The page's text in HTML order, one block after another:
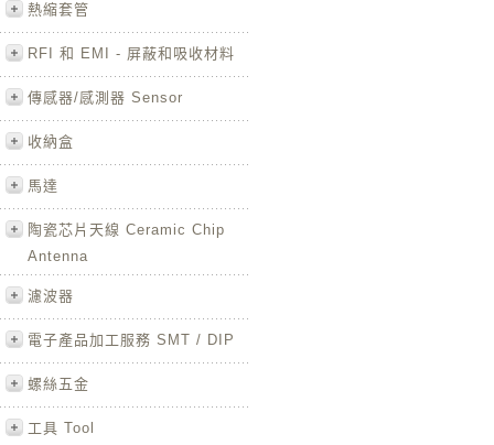
熱縮套管
RFI 和 EMI - 屏蔽和吸收材料
傳感器/感測器 Sensor
收納盒
馬達
陶瓷芯片天線 Ceramic Chip
Antenna
濾波器
電子產品加工服務 SMT / DIP
螺絲五金
工具 Tool